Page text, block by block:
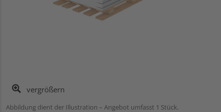
vergrößern
Abbildung dient der Illustration – Angebot umfasst 1 Stück.